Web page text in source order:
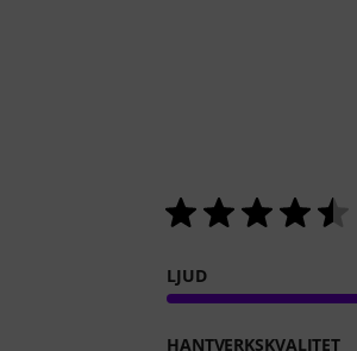
LJUD
HANTVERKSKVALITET